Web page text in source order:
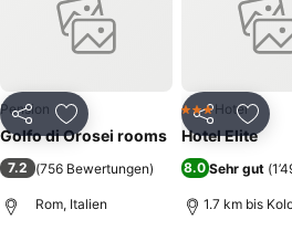
Teilen Zu Favoriten hinzufügen
Pension
Golfo di Orosei rooms
7.2 (756 Bewertungen)
Rom, Italien
Teilen Zu
3 SterneHotel
Hotel Elite
8.0Sehr gut (
1.7 km bis